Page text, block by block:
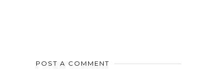
POST A COMMENT